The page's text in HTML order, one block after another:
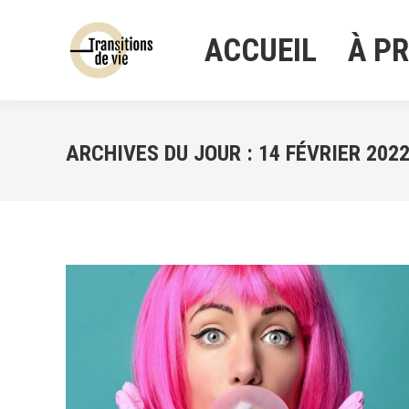
ACCUEIL À
ARCHIVES DU JOUR : 14 FÉVRIER 2022
ACCUEIL À